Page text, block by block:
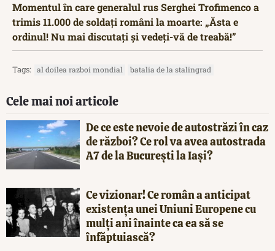
Momentul în care generalul rus Serghei Trofimenco a
trimis 11.000 de soldați români la moarte: „Ăsta e
ordinul! Nu mai discutați și vedeți-vă de treabă!”
Tags: al doilea razboi mondial batalia de la stalingrad
Cele mai noi articole
De ce este nevoie de autostrăzi în caz
de război? Ce rol va avea autostrada
A7 de la București la Iași?
Ce vizionar! Ce român a anticipat
existența unei Uniuni Europene cu
mulți ani înainte ca ea să se
înfăptuiască?